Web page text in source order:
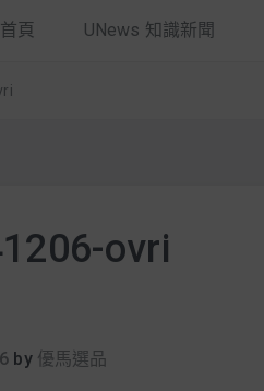
首頁 UNews 知識新聞
ovri
by 優馬選品